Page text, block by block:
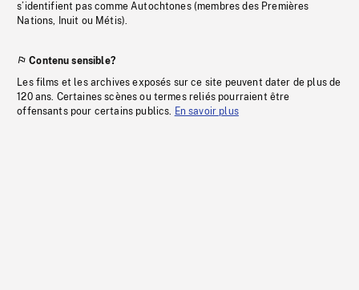
s’identifient pas comme Autochtones (membres des Premières
Nations, Inuit ou Métis).
Contenu sensible?
Les films et les archives exposés sur ce site peuvent dater de plus de
120 ans. Certaines scènes ou termes reliés pourraient être
offensants pour certains publics. En savoir plus